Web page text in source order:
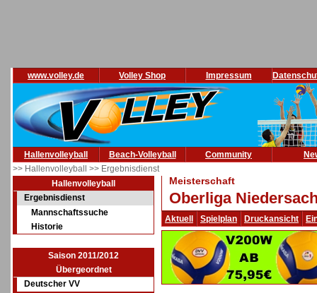
www.volley.de Volley Shop Impressum
Hallenvolleyball Beach-Volleyball Community
>> Hallenvolleyball >> Ergebnisdienst
Hallenvolleyball
Ergebnisdienst
Mannschaftssuche
Historie
Saison 2011/2012
Übergeordnet
Deutscher VV
Meisterschaft
Oberliga
Aktuell Spielplan Druckansicht